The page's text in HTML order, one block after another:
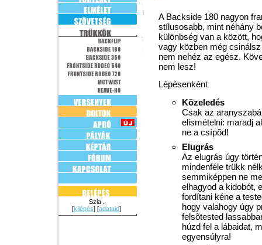
Szia .
[kilépés] [adataid]
A Backside 180 nagyon
stílusosabb, mint néhány
különbség van a között,
vagy közben még
nem nehéz az egész.
nem lesz!
Lépésenként
Közeledés
Csak az
elismételni: maradj
ne a csípõd!
Elugrás
Az elugrás úgy
mindenféle trükk
semmiképpen ne
elhagyod a kidobót,
fordítani kéne a
hogy valahogy úgy
felsõtested
húzd fel a lábaidat,
egyensúlyra!